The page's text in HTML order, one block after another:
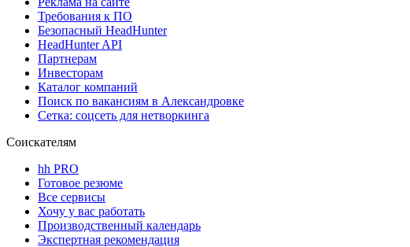
Требования к ПО
Безопасный HeadHunter
HeadHunter API
Партнерам
Инвесторам
Каталог компаний
Поиск по вакансиям в Александровке
Сетка: соцсеть для нетворкинга
Соискателям
hh PRO
Готовое резюме
Все сервисы
Хочу у вас работать
Производственный календарь
Экспертная рекомендация